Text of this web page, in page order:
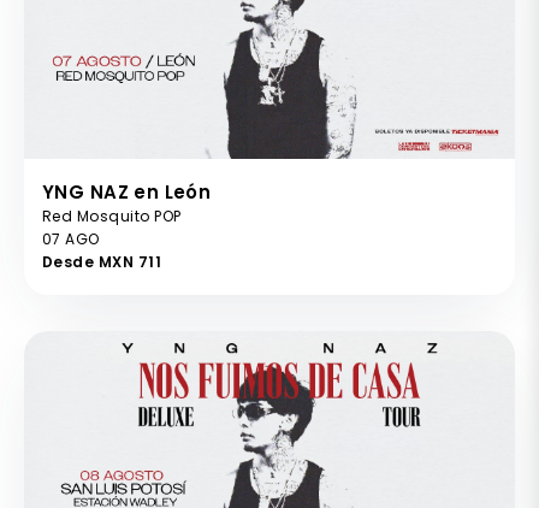
YNG NAZ en León
Red Mosquito POP
07 AGO
Desde MXN 711